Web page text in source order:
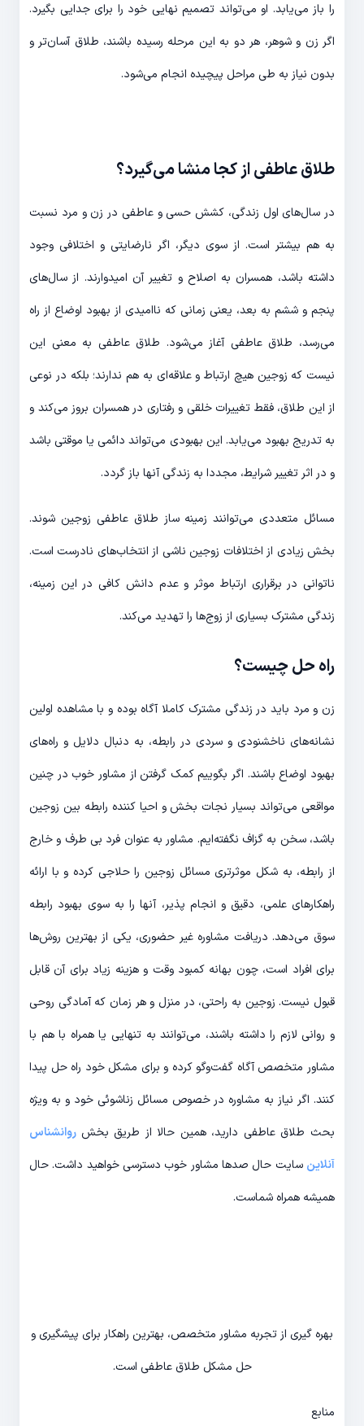
را باز می‌­یابد. او می‌­تواند تصمیم نهایی خود را برای جدایی بگیرد.
اگر زن و شوهر، هر دو به این مرحله رسیده باشند، طلاق آسان­‌تر و
بدون نیاز به طی مراحل پیچیده انجام می‌­شود.
طلاق عاطفی از کجا منشا می­‌گیرد؟
در سال­‌های اول زندگی، کشش حسی و عاطفی در زن و مرد نسبت
به هم بیشتر است. از سوی دیگر، اگر نارضایتی و اختلافی وجود
داشته باشد، همسران به اصلاح و تغییر آن امیدوارند. از سال­‌های
پنجم و ششم به بعد، یعنی زمانی که ناامیدی از بهبود اوضاع از راه
می‌­رسد، طلاق عاطفی آغاز می­‌شود. طلاق عاطفی به معنی این
نیست که زوجین هیچ ارتباط و علاقه‌­ای به هم ندارند؛ بلکه در نوعی
از این طلاق، فقط تغییرات خلقی و رفتاری در همسران بروز می­‌کند و
به تدریج بهبود می­‌یابد. این بهبودی می­‌تواند دائمی یا موقتی باشد
و در اثر تغییر شرایط، مجددا به زندگی آن­ها باز گردد.
مسائل متعددی می‌­توانند زمینه ساز طلاق عاطفی زوجین شوند.
بخش زیادی از اختلافات زوجین ناشی از انتخاب‌­های نادرست است.
ناتوانی در برقراری ارتباط موثر و عدم دانش کافی در این زمینه،
زندگی مشترک بسیاری از زوج‌­ها را تهدید می­‌کند.
راه حل چیست؟
زن و مرد باید در زندگی مشترک کاملا آگاه بوده و با مشاهده اولین
نشانه‌­های ناخشنودی و سردی در رابطه، به دنبال دلایل و راه­‌های
بهبود اوضاع باشند. اگر بگوییم کمک گرفتن از مشاور خوب در چنین
مواقعی می‌­تواند بسیار نجات بخش و احیا کننده رابطه بین زوجین
باشد، سخن به گزاف نگفته‌­ایم. مشاور به عنوان فرد بی طرف و خارج
از رابطه، به شکل موثرتری مسائل زوجین را حلاجی کرده و با ارائه
راهکارهای علمی، دقیق و انجام پذیر، آن­ها را به سوی بهبود رابطه
سوق می‌­دهد. دریافت مشاوره غیر حضوری، یکی از بهترین روش‌­ها
برای افراد است، چون بهانه کمبود وقت و هزینه زیاد برای آن قابل
قبول نیست. زوجین به راحتی، در منزل و هر زمان که آمادگی روحی
و روانی لازم را داشته باشند، می­‌توانند به تنهایی یا همراه با هم با
مشاور متخصص آگاه گفت­‌و­گو کرده و برای مشکل خود راه حل پیدا
کنند. اگر نیاز به مشاوره در خصوص مسائل زناشوئی خود و به ویژه
بحث طلاق عاطفی دارید، همین حالا از طریق بخش روانشناس
آنلاین سایت حال صدها مشاور خوب دسترسی خواهید داشت. حال
همیشه همراه شماست.
بهره گیری از تجربه مشاور متخصص، بهترین راهکار برای پیشگیری و
حل مشکل طلاق عاطفی است.
منابع